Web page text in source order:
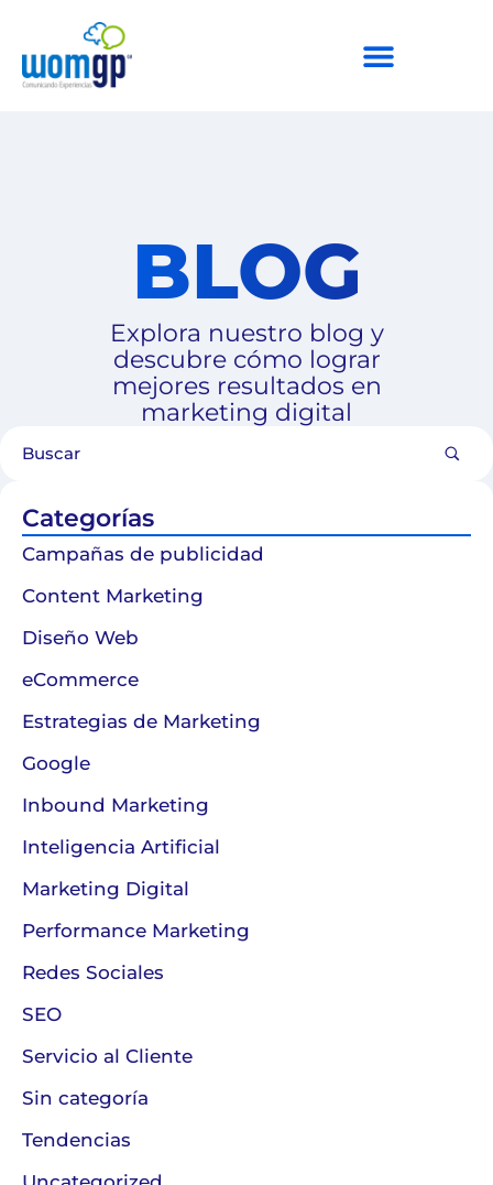
BLOG
Explora nuestro blog y
descubre cómo lograr
mejores resultados en
marketing digital
Categorías
Campañas de publicidad
Content Marketing
Diseño Web
eCommerce
Estrategias de Marketing
Google
Inbound Marketing
Inteligencia Artificial
Marketing Digital
Performance Marketing
Redes Sociales
SEO
Servicio al Cliente
Sin categoría
Tendencias